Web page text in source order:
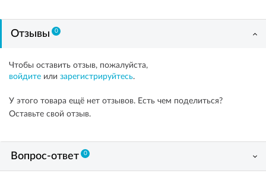
Отзывы 0
Чтобы оставить отзыв, пожалуйста,
войдите или зарегистрируйтесь.
У этого товара ещё нет отзывов. Есть чем поделиться?
Оставьте свой отзыв.
Вопрос-ответ 0